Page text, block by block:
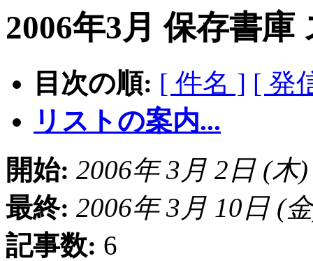
2006年3月 保存書庫
目次の順: [ 件名 ] [ 発
リストの案内...
開始: 2006年 3月 2日 (木
最終: 2006年 3月 10日 (
記事数: 6